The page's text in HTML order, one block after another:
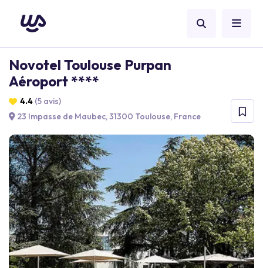
Novotel Toulouse Purpan
Aéroport ****
4.4 (5 avis)
23 Impasse de Maubec, 31300 Toulouse, France